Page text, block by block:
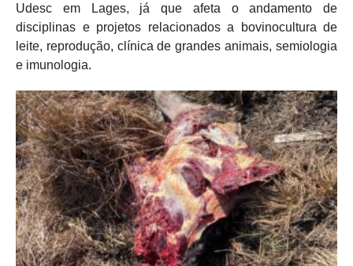
Udesc em Lages, já que afeta o andamento de
disciplinas e projetos relacionados a bovinocultura de
leite, reprodução, clínica de grandes animais, semiologia
e imunologia.